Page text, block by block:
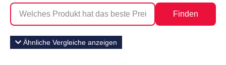
Finden
Ähnliche Vergleiche anzeigen